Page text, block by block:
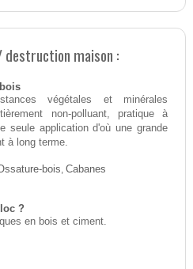
maison :
végétales et minérales
non-polluant, pratique à
seule application d'où une grande
à long terme.
bois, Cabanes
?
en bois et ciment.